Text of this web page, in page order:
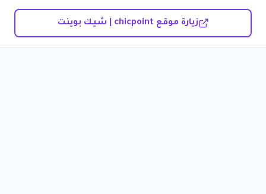
زيارة موقع chicpoint | شيك بوينت